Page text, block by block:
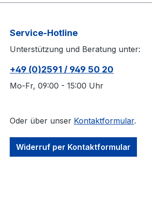
Service-Hotline
Unterstützung und Beratung unter:
+49 (0)2591 / 949 50 20
Mo-Fr, 09:00 - 15:00 Uhr
Oder über unser Kontaktformular.
Widerruf per Kontaktformular